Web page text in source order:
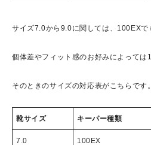
サイズ7.0から9.0に関しては、100EXで
個体差やフィット感のお好みによっては
そのときのサイズの対応表がこちらです。
靴サイズ キーパー種類
7.0 100EX